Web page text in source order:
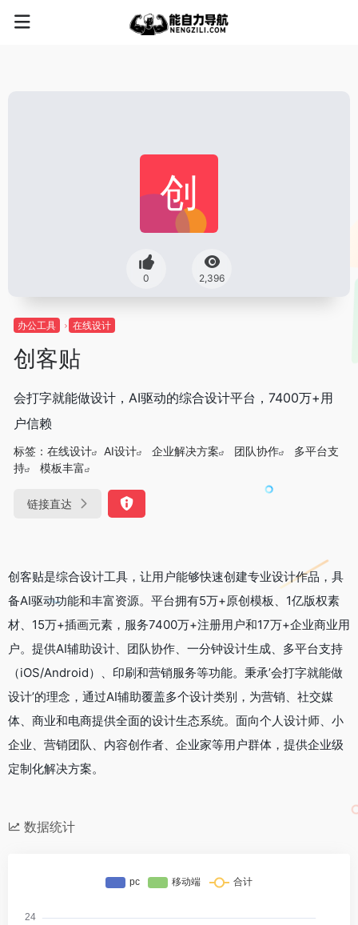
0 2,396
办公工具 在线设计
创客贴
会打字就能做设计，AI驱动的综合设计平台，7400万+用
户信赖
标签： 在线设计 AI设计 企业解决方案 团队协作
多平台支
持
模板丰富
链接直达
创客贴是综合设计工具，让用户能够快速创建专业设计作品，具
备AI驱动功能和丰富资源。平台拥有5万+原创模板、1亿版权素
材、15万+插画元素，服务7400万+注册用户和17万+企业商业用
户。提供AI辅助设计、团队协作、一分钟设计生成、多平台支持
（iOS/Android）、印刷和营销服务等功能。秉承’会打字就能做
设计’的理念，通过AI辅助覆盖多个设计类别，为营销、社交媒
体、商业和电商提供全面的设计生态系统。面向个人设计师、小
企业、营销团队、内容创作者、企业家等用户群体，提供企业级
定制化解决方案。
数据统计